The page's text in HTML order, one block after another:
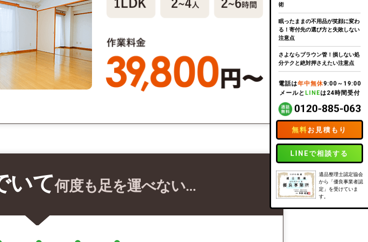
いて何度も足を運べない…
術
眠ったままの不用品が笑顔に変わ
る！寄付先の選び方と失敗しない
注意点
さよならブラウン管！損しない処
分テクと絶対押さえたい注意点
電話は年中無休9:00～19:00
メールと LINEは24時間受付
0120-885-063
無料お見積もり
LINEで相談する
遺品整理士認定協会
から「優良事業者認
定」を受けていま
す。